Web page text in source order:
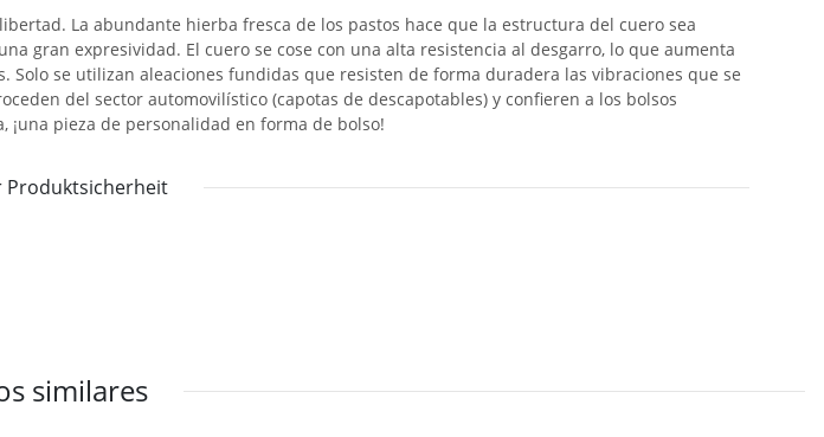
La abundante hierba fresca de los pastos hace que la estructura del cuero sea
gran expresividad. El cuero se cose con una alta resistencia al desgarro, lo que aumenta
se utilizan aleaciones fundidas que resisten de forma duradera las vibraciones que se
del sector automovilístico (capotas de descapotables) y confieren a los bolsos
pieza de personalidad en forma de bolso!
Produktsicherheit
similares